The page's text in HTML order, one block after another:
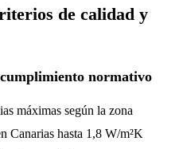
de calidad y
normativo
máximas según la zona
Canarias hasta 1,8 W/m²K